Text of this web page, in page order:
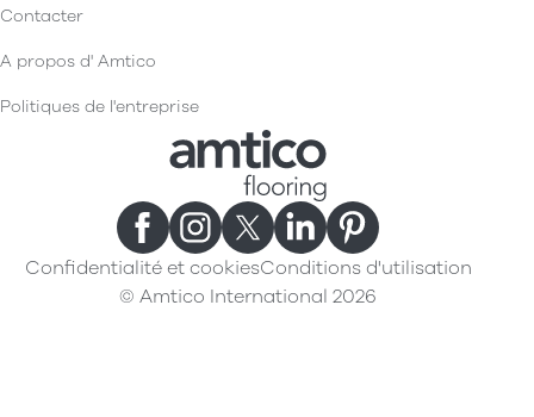
Contacter
A propos d' Amtico
Politiques de l'entreprise
Confidentialité et cookiesConditions d'utilisation
© Amtico International 2026